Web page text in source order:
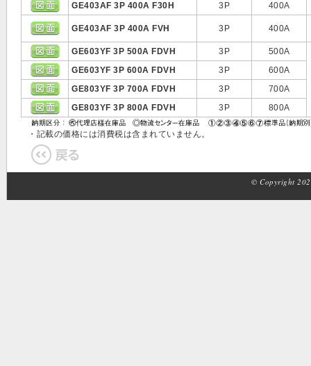
GE403AF 3P 400A F30H 3P 400A
GE403AF 3P 400A FVH 3P 400A
GE603YF 3P 500A FDVH 3P 500A
GE603YF 3P 600A FDVH 3P
600A
GE803YF 3P 700A FDVH
3P
700A
GE803YF 3P 800A FDVH
3P 800A
・記載の価格には消費税は含まれていません。
© Copyright